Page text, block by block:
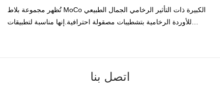
تُظهر مجموعة بلاط MoCo الكبيرة ذات التأثير الرخامي الجمال الطبيعي
للأوردة الرخامية بتشطيبات مصقولة احترافية.إنها مناسبة لتطبيقات
اتصل بنا